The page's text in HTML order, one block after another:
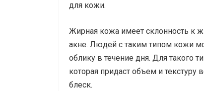
для кожи.
Жирная кожа имеет склонность к
акне. Людей с таким типом кожи
облику в течение дня. Для такого
которая придаст объем и
блеск.